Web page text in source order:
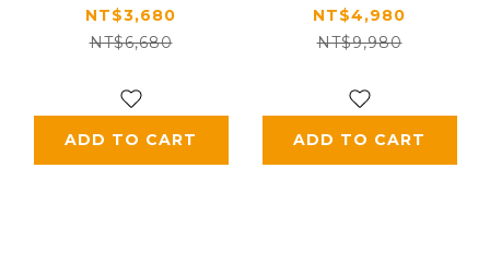
OIL 4L
NT$3,680
NT$6,680
ADD TO CART
進口 香樂煮特級冷壓
初榨橄欖油 EXTRA
5L
NT$4,980
NT$9,980
ADD TO CART